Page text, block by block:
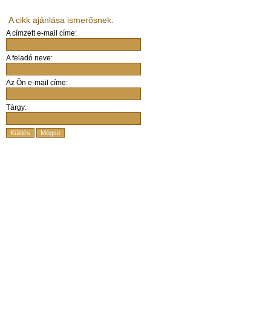
A cikk ajánlása ismerősnek.
A címzett e-mail címe:
A feladó neve:
Az Ön e-mail címe:
Tárgy:
Küldés Mégse